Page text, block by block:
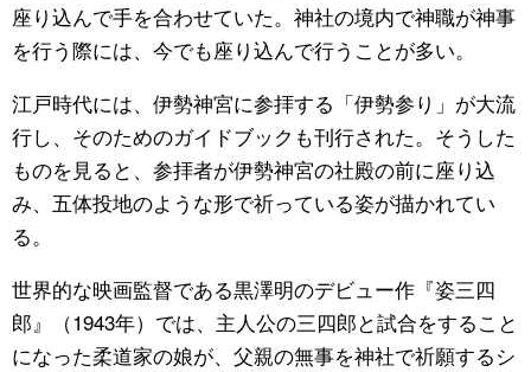
座り込んで手を合わせていた。神社の境内で神職が神事
を行う際には、今でも座り込んで行うことが多い。
江戸時代には、伊勢神宮に参拝する「伊勢参り」が大流
行し、そのためのガイドブックも刊行された。そうした
ものを見ると、参拝者が伊勢神宮の社殿の前に座り込
み、五体投地のような形で祈っている姿が描かれてい
る。
世界的な映画監督である黒澤明のデビュー作『姿三四
郎』（1943年）では、主人公の三四郎と試合をすること
になった柔道家の娘が、父親の無事を神社で祈願するシ